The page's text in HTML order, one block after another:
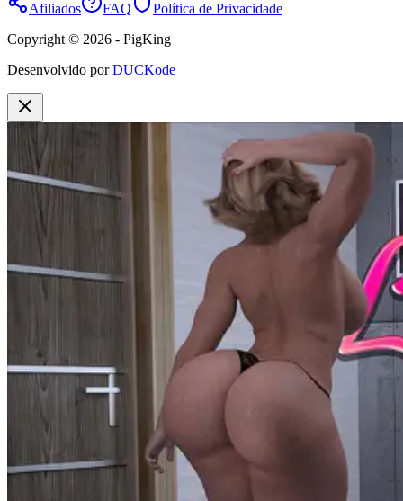
Afiliados
FAQ
Política de Privacidade
Copyright © 2026 - PigKing
Desenvolvido por DUCKode